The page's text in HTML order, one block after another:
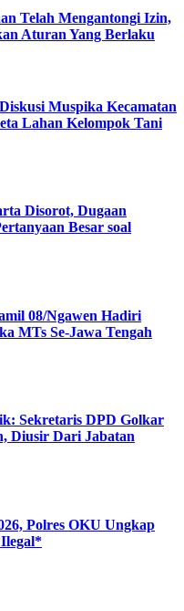
Telah Mengantongi Izin,
Aturan Yang Berlaku
Muspika Kecamatan
Lahan Kelompok Tani
Disorot, Dugaan
Besar soal
08/Ngawen Hadiri
MTs Se-Jawa Tengah
Sekretaris DPD Golkar
Diusir Dari Jabatan
Polres OKU Ungkap